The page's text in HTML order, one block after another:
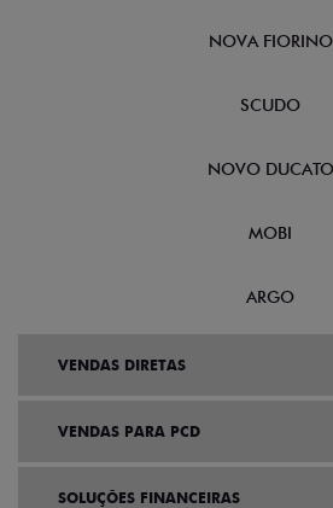
NOVA FIORINO
SCUDO
NOVO DUCATO
MOBI
ARGO
VENDAS DIRETAS
VENDAS PARA PCD
SOLUÇÕES FINANCEIRAS